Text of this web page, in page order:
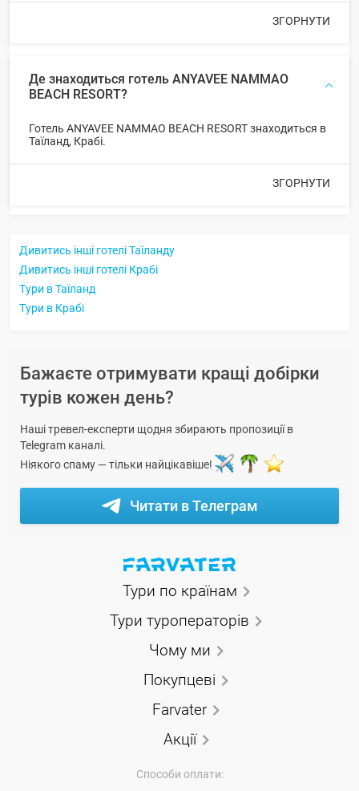
ЗГОРНУТИ
Де знаходиться готель ANYAVEE NAMMAO
BEACH RESORT?
Готель ANYAVEE NAMMAO BEACH RESORT знаходиться в
Таїланд, Крабі.
ЗГОРНУТИ
Дивитись інші готелі Таїланду
Дивитись інші готелі Крабі
Тури в Таїланд
Тури в Крабі
Бажаєте отримувати кращі добірки
турів кожен день?
Наші тревел-експерти щодня збирають пропозиції в
Telegram каналі.
Ніякого спаму — тільки найцікавіше!
Читати в Телеграм
Тури по країнам
Тури туроператорів
Чому ми
Покупцеві
Farvater
Акції
Способи оплати: